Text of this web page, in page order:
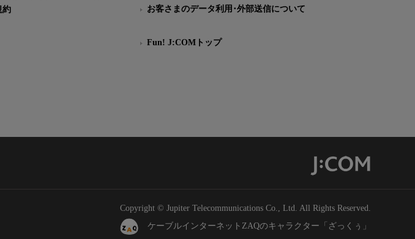
約
お客さまのデータ利用･外部送信について
Fun! J:COMトップ
Copyright © Jupiter Telecommunications Co., Ltd. All Rights Reserved.
ケーブルインターネットZAQのキャラクター「ざっくぅ」